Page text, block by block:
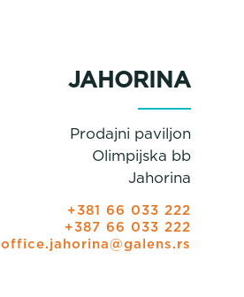
JAHORINA
Prodajni paviljon
Olimpijska bb
Jahorina
+381 66 033 222
+387 66 033 222
office.jahorina@galens.rs